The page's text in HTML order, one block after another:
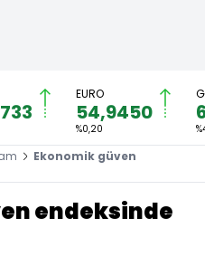
EURO
54,9450
%0,20 %4,06
Ekonomik güven
endeksinde